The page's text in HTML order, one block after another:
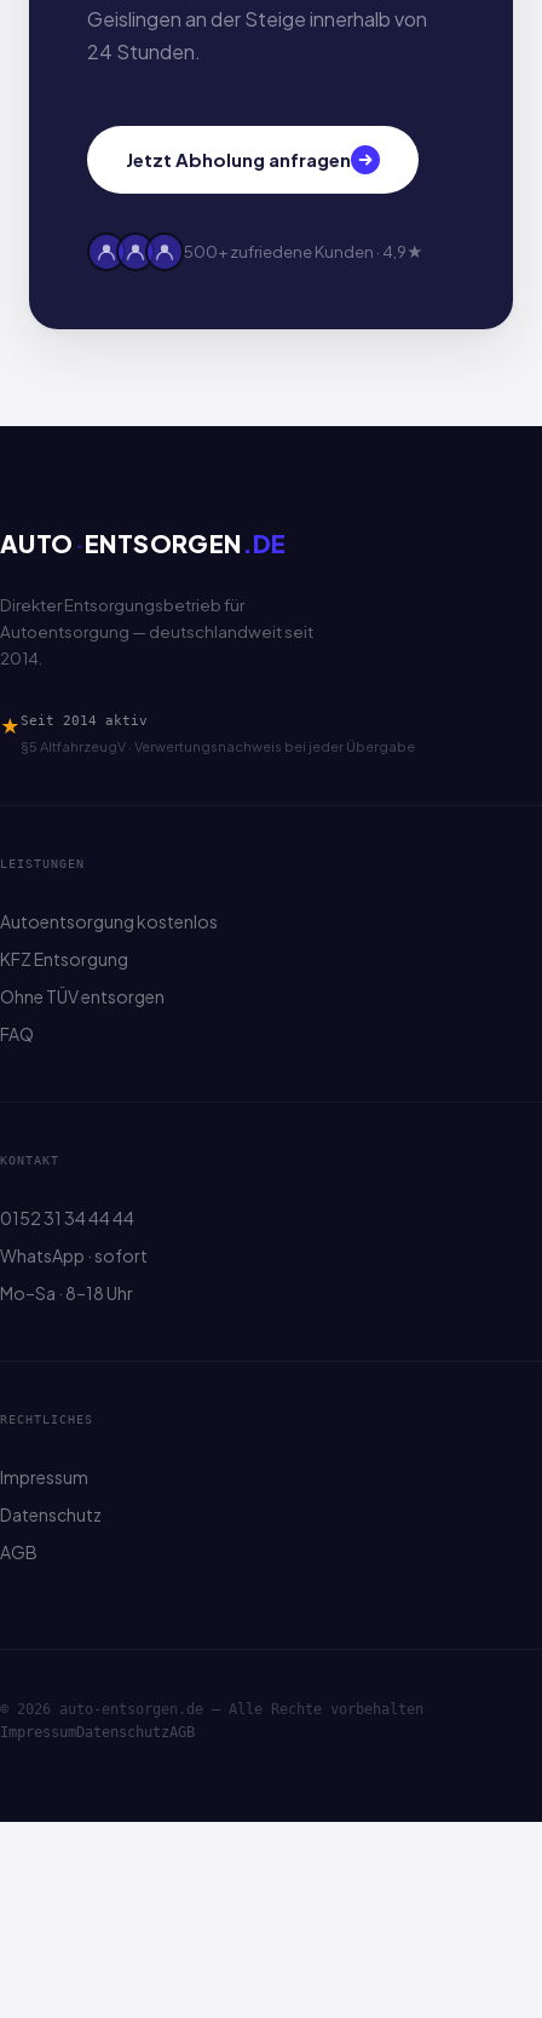
Geislingen an der Steige innerhalb von
24 Stunden.
Jetzt Abholung anfragen
500+ zufriedene Kunden · 4,9★
AUTO ·ENTSORGEN .DE
Direkter Entsorgungsbetrieb für
Autoentsorgung — deutschlandweit seit
2014.
★ Seit 2014 aktiv
§5 AltfahrzeugV · Verwertungsnachweis bei jeder Übergabe
LEISTUNGEN
Autoentsorgung kostenlos
KFZ Entsorgung
Ohne TÜV entsorgen
FAQ
KONTAKT
0152 31 34 44 44
WhatsApp · sofort
Mo–Sa · 8–18 Uhr
RECHTLICHES
Impressum
Datenschutz
AGB
© 2026 auto-entsorgen.de — Alle Rechte vorbehalten
ImpressumDatenschutzAGB